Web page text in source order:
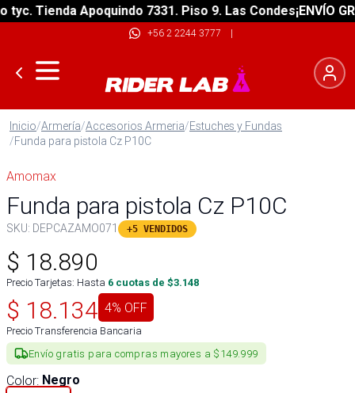
Tienda Apoquindo 7331. Piso 9. Las Condes¡ENVÍO
+56 2 2244 3777 |
Inicio/Armería/Accesorios Armeria/Estuches y Fundas
/Funda para pistola Cz P10C
Amomax
Funda para pistola Cz P10C
SKU: DEPCAZAMO071 +5 VENDIDOS
$ 18.890
Precio Tarjetas: Hasta 6 cuotas de $3.148
$ 18.134 4% OFF
Precio Transferencia Bancaria
Envío gratis para compras mayores a $149.999
Color: Negro